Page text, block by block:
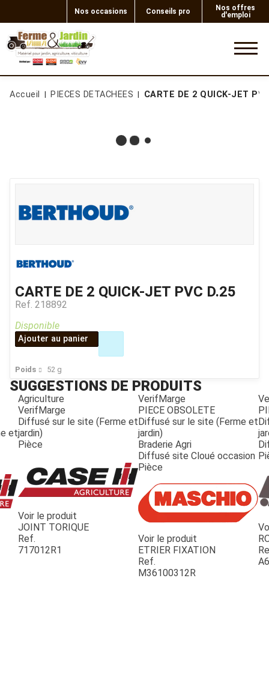
Nos occasions Conseils pro
Nos offres
d'emploi
JOUET
ESPACES VERTS
Accueil PIECES DETACHEES CARTE DE 2 QUICK-JET
CARTE DE 2 QUICK-JET PVC D.25
Ref. 218892
Poids 52 g
Disponible
Ajouter au panier
SUGGESTIONS DE PRODUITS
et
Agriculture
VerifMarge
Diffusé sur le site (Ferme et
jardin)
Pièce
Voir le produit
JOINT TORIQUE
Ref.
717012R1
VerifMarge
PIECE OBSOLETE
Diffusé sur le site (Ferme et
jardin)
Braderie Agri
Diffusé site Cloué occasion
Pièce
Voir le produit
ETRIER FIXATION
Ref.
M36100312R